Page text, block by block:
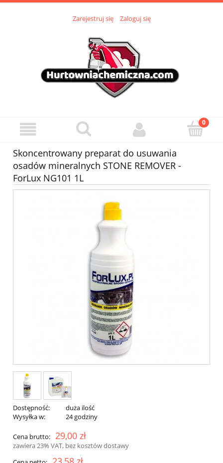
Zarejestruj się Zaloguj się
Skoncentrowany preparat do usuwania
osadów mineralnych STONE REMOVER -
ForLux NG101 1L
Dostępność:
duża ilość
Wysyłka w:
24 godziny
Cena brutto: 29,00 zł
zawiera 23% VAT, bez kosztów dostawy